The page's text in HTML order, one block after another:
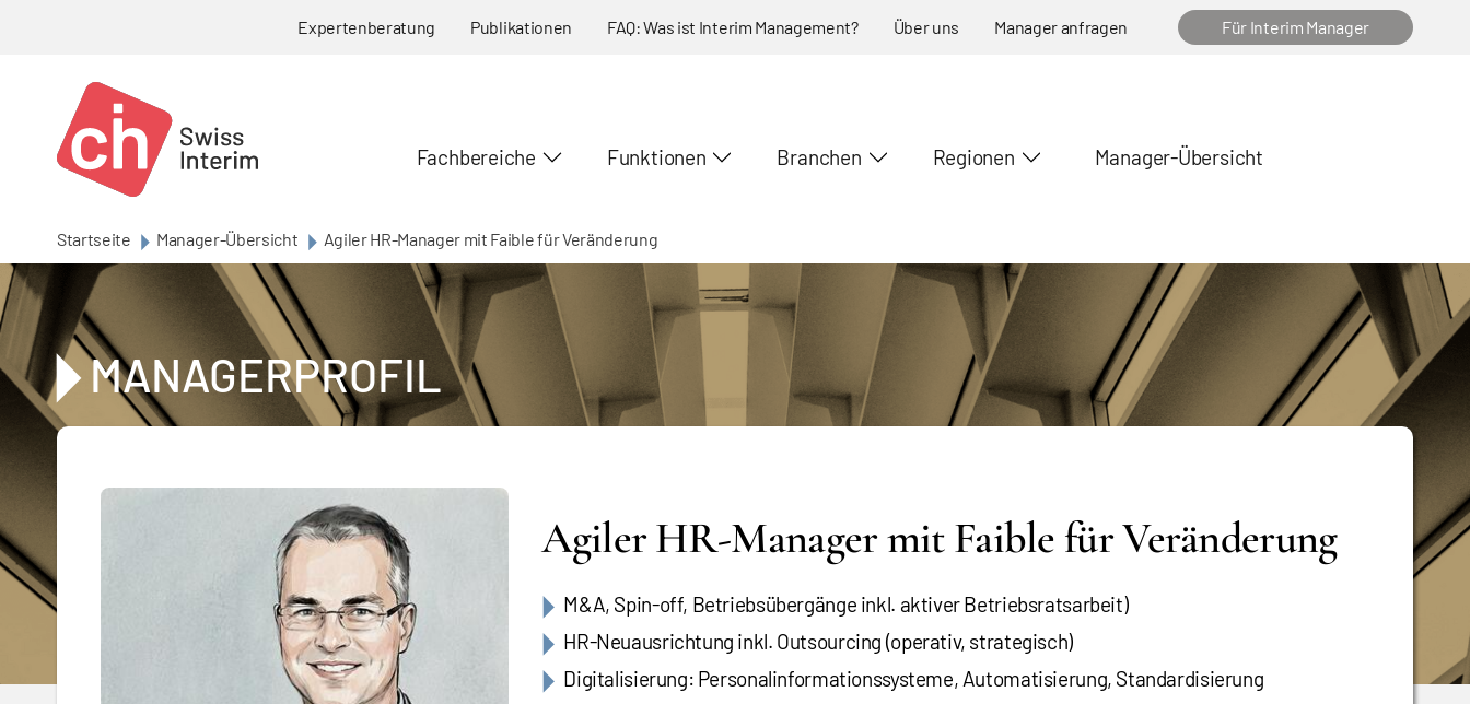
Expertenberatung Publikationen FAQ: Was ist Interim Management? Über uns Manager anfragen Für Interim Manager
Fachbereiche Funktionen Branchen Regionen Manager-Übersicht
Startseite Manager-Übersicht Agiler HR-Manager mit Faible für Veränderung
MANAGERPROFIL
Agiler HR-Manager mit Faible für Veränderung
M&A, Spin-off, Betriebsübergänge inkl. aktiver Betriebsratsarbeit)
HR-Neuausrichtung inkl. Outsourcing (operativ, strategisch)
Digitalisierung: Personalinformationssysteme, Automatisierung, Standardisierung